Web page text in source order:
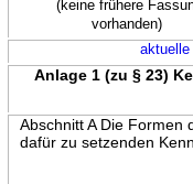
(keine frühere
vorhanden)
aktuelle
Anlage 1 (zu § 23)
Abschnitt A Die Formen
dafür zu setzenden